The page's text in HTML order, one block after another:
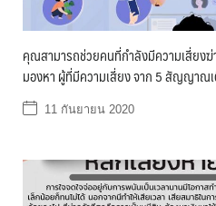
คุณสามารถช่วยคนที่กำลังมีความเสี่ยง
มองหา ผู้ที่มีความเสี่ยง จาก 5 สัญญาณเ
11 กันยายน 2020